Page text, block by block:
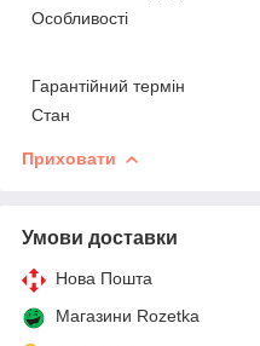
Особливості
Гарантійний термін
Стан
Приховати
Умови доставки
Нова Пошта
Магазини Rozetka